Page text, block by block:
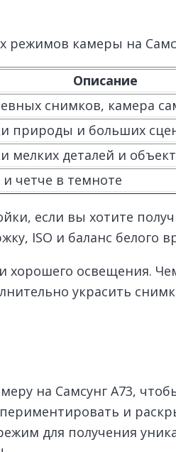
режимов камеры на
Описание
снимков, камера
природы и больших
мелких деталей и
четче в темноте
если вы хотите
ISO и баланс белого
хорошего освещения.
украсить
на Самсунг А73,
и
для получения